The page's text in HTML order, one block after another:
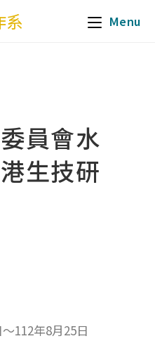
系 Menu
員會水
生技研
112年8月25日